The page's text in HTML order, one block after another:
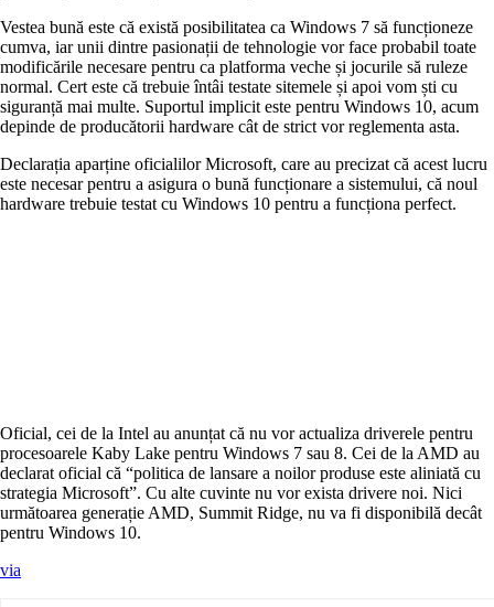
Vestea bună este că există posibilitatea ca Windows 7 să funcționeze
cumva, iar unii dintre pasionații de tehnologie vor face probabil toate
modificările necesare pentru ca platforma veche și jocurile să ruleze
normal. Cert este că trebuie întâi testate sitemele și apoi vom ști cu
siguranță mai multe. Suportul implicit este pentru Windows 10, acum
depinde de producătorii hardware cât de strict vor reglementa asta.
Declarația aparține oficialilor Microsoft, care au precizat că acest lucru
este necesar pentru a asigura o bună funcționare a sistemului, că noul
hardware trebuie testat cu Windows 10 pentru a funcționa perfect.
Oficial, cei de la Intel au anunțat că nu vor actualiza driverele pentru
procesoarele Kaby Lake pentru Windows 7 sau 8. Cei de la AMD au
declarat oficial că “politica de lansare a noilor produse este aliniată cu
strategia Microsoft”. Cu alte cuvinte nu vor exista drivere noi. Nici
următoarea generație AMD, Summit Ridge, nu va fi disponibilă decât
pentru Windows 10.
via